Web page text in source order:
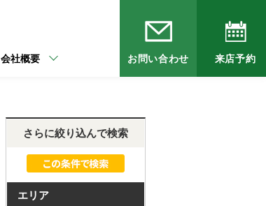
会社概要 お問い合わせ 来店予約
さらに絞り込んで検索
エリア